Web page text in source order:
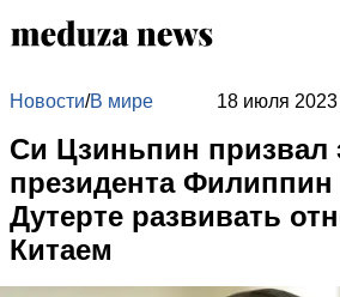
Новости/В мире 18 июля 2023
Си Цзиньпин призвал
президента Филиппин
Дутерте развивать
Китаем